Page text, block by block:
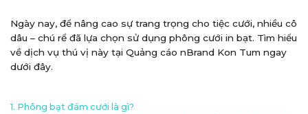
Ngày nay, để nâng cao sự trang trọng cho tiệc cưới, nhiều cô
dâu – chú rể đã lựa chọn sử dụng phông cưới in bạt. Tìm hiểu
về dịch vụ thú vị này tại Quảng cáo nBrand Kon Tum ngay
dưới đây.
Phông bạt đám cưới là gì?